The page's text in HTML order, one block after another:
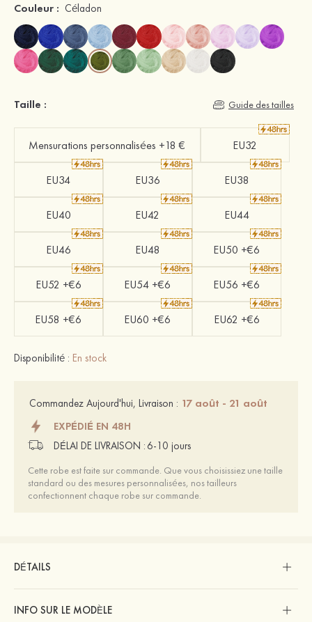
Couleur : Céladon
Taille : Guide des tailles
Mensurations personnalisées +18 € EU32
EU34 EU36 EU38
EU40 EU42 EU44
EU46 EU48 EU50 +€6
EU52 +€6 EU54 +€6 EU56 +€6
EU58 +€6 EU60 +€6 EU62 +€6
Disponibilité : En stock
Commandez Aujourd'hui, Livraison : 17 août - 21 août
EXPÉDIÉ EN 48H
DÉLAI DE LIVRAISON : 6-10 jours
Cette robe est faite sur commande. Que vous choisissiez une taille
standard ou des mesures personnalisées, nos tailleurs
confectionnent chaque robe sur commande.
DÉTAILS
INFO SUR LE MODÈLE